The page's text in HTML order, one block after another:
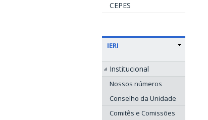
CEPES
IERI
Institucional
Nossos números
Conselho da Unidade
Comitês e Comissões